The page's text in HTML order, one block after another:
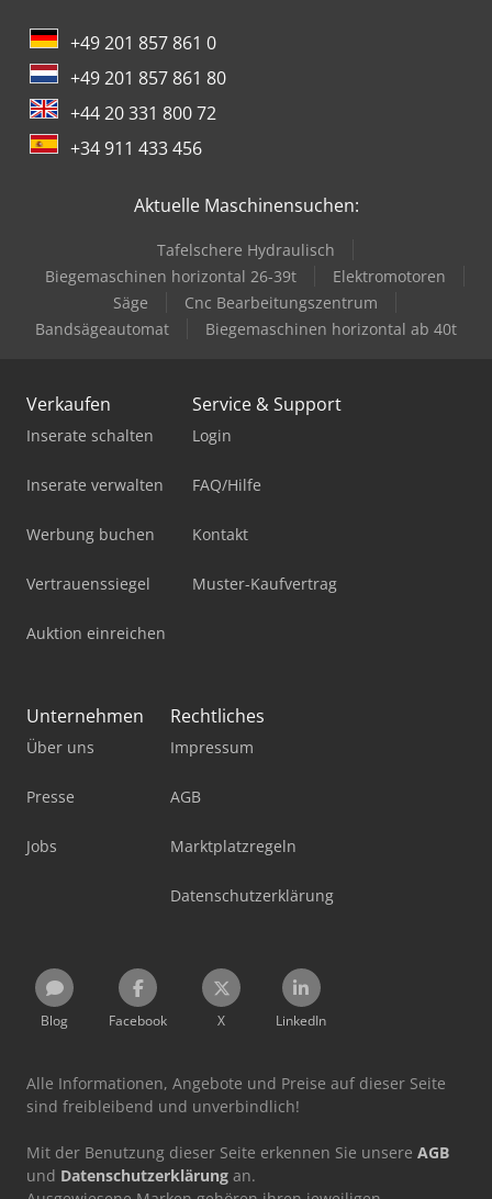
+49 201 857 861 0
+49 201 857 861 80
+44 20 331 800 72
+34 911 433 456
Aktuelle Maschinensuchen:
Tafelschere Hydraulisch
Biegemaschinen horizontal 26-39t
Elektromotoren
Säge
Cnc Bearbeitungszentrum
Bandsägeautomat
Biegemaschinen horizontal ab 40t
Verkaufen
Inserate schalten
Inserate verwalten
Werbung buchen
Vertrauenssiegel
Auktion einreichen
Service & Support
Login
FAQ/Hilfe
Kontakt
Muster-Kaufvertrag
Unternehmen
Über uns
Presse
Jobs
Rechtliches
Impressum
AGB
Marktplatzregeln
Datenschutzerklärung
Blog Facebook X LinkedIn
Alle Informationen, Angebote und Preise auf dieser Seite
sind freibleibend und unverbindlich!
Mit der Benutzung dieser Seite erkennen Sie unsere AGB
und Datenschutzerklärung an.